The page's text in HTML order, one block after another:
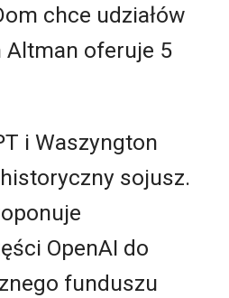
chce udziałów
Altman oferuje 5
i Waszyngton
sojusz.
OpenAI do
funduszu